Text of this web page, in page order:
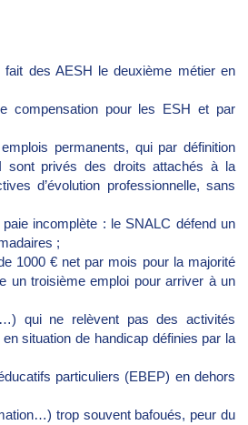
des AESH le deuxième métier en
compensation pour les ESH et par
permanents, qui par définition
sont privés des droits attachés à la
d’évolution professionnelle, sans
incomplète : le SNALC défend un
;
1000 € net par mois pour la majorité
un troisième emploi pour arriver à un
qui ne relèvent pas des activités
situation de handicap définies par la
particuliers (EBEP) en dehors
trop souvent bafoués, peur du